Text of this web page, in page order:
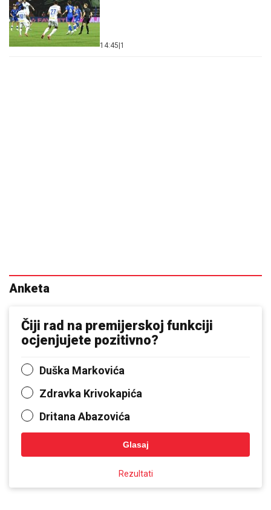
14:45 1
Anketa
Čiji rad na premijerskoj funkciji
ocjenjujete pozitivno?
Duška Markovića
Zdravka Krivokapića
Dritana Abazovića
Glasaj
Rezultati